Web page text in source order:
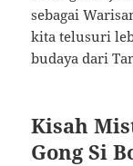
sebagai
kita telusuri
budaya dari
Kisah
Gong Si